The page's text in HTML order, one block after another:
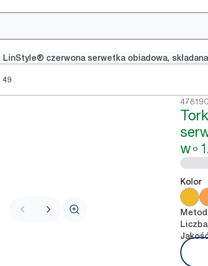
LinStyle® czerwona serwetka obiadowa,
478190
Kolor